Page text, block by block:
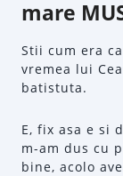
mare
Stii cum era
vremea lui
batistuta.
E, fix asa e si
m-am dus cu
bine, acolo